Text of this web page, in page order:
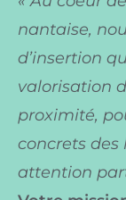
nantaise,
d’insertion
valorisation
proximité,
concrets
attention